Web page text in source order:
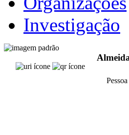
Investigação
Pessoa